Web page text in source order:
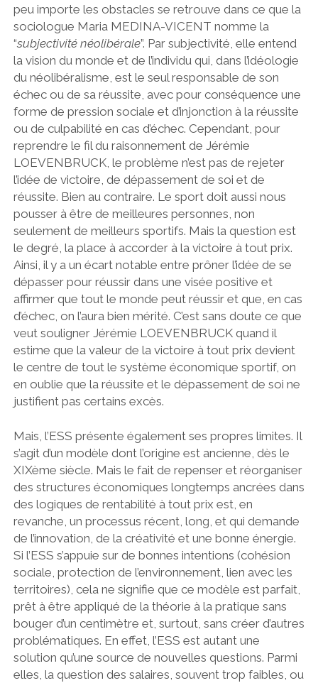
peu importe les obstacles se retrouve dans ce que la
sociologue Maria MEDINA-VICENT nomme la
“subjectivité néolibérale”. Par subjectivité, elle entend
la vision du monde et de l’individu qui, dans l’idéologie
du néolibéralisme, est le seul responsable de son
échec ou de sa réussite, avec pour conséquence une
forme de pression sociale et d’injonction à la réussite
ou de culpabilité en cas d’échec. Cependant, pour
reprendre le fil du raisonnement de Jérémie
LOEVENBRUCK, le problème n’est pas de rejeter
l’idée de victoire, de dépassement de soi et de
réussite. Bien au contraire. Le sport doit aussi nous
pousser à être de meilleures personnes, non
seulement de meilleurs sportifs. Mais la question est
le degré, la place à accorder à la victoire à tout prix.
Ainsi, il y a un écart notable entre prôner l’idée de se
dépasser pour réussir dans une visée positive et
affirmer que tout le monde peut réussir et que, en cas
d’échec, on l’aura bien mérité. C’est sans doute ce que
veut souligner Jérémie LOEVENBRUCK quand il
estime que la valeur de la victoire à tout prix devient
le centre de tout le système économique sportif, on
en oublie que la réussite et le dépassement de soi ne
justifient pas certains excès.
Mais, l’ESS présente également ses propres limites. Il
s’agit d’un modèle dont l’origine est ancienne, dès le
XIXème siècle. Mais le fait de repenser et réorganiser
des structures économiques longtemps ancrées dans
des logiques de rentabilité à tout prix est, en
revanche, un processus récent, long, et qui demande
de l’innovation, de la créativité et une bonne énergie.
Si l’ESS s’appuie sur de bonnes intentions (cohésion
sociale, protection de l’environnement, lien avec les
territoires), cela ne signifie que ce modèle est parfait,
prêt à être appliqué de la théorie à la pratique sans
bouger d’un centimètre et, surtout, sans créer d’autres
problématiques. En effet, l’ESS est autant une
solution qu’une source de nouvelles questions. Parmi
elles, la question des salaires, souvent trop faibles, ou